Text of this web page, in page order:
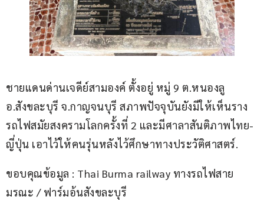
ชายแดนด่านเจดีย์สามองค์ ตั้งอยู่ หมู่ 9 ต.หนองลู
อ.สังขละบุรี จ.กาญจนบุรี สภาพปัจจุบันยังมีให้เห็นราง
รถไฟสมัยสงครามโลกครั้งที่ 2 และมีศาลาสันติภาพไทย-
ญี่ปุ่น เอาไว้ให้คนรุ่นหลังไว้ศึกษาทางประวัติศาสตร์.
ขอบคุณข้อมูล : Thai Burma railway ทางรถไฟสาย
มรณะ / ฟาร์มอ้นสังขละบุรี